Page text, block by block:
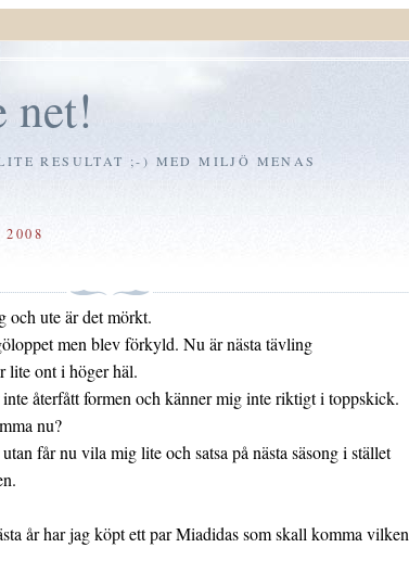
net!
RESULTAT ;-) MED MILJÖ MENAS
och ute är det mörkt.
men blev förkyld. Nu är nästa tävling
lite ont i höger häl.
återfått formen och känner mig inte riktigt i toppskick.
nu?
får nu vila mig lite och satsa på nästa säsong i stället
år har jag köpt ett par Miadidas som skall komma vilken